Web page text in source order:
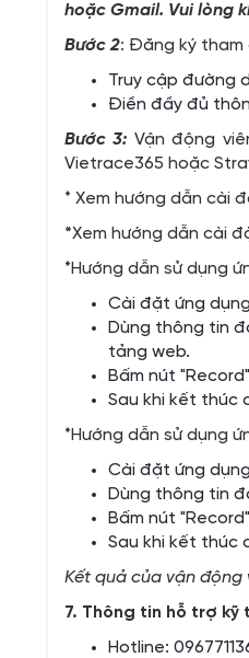
hoặc Gmail. Vui lòng
Bước 2: Đăng ký tham
Truy cập đường
Điền đầy đủ
Bước 3: Vận động
Vietrace365 hoặc
* Xem hướng dẫn cài
*Xem hướng dẫn cài
*Hướng dẫn sử dụng
Cài đặt ứng
Dùng thông tin
tảng web.
Bấm nút
Sau khi kết thúc
*Hướng dẫn sử dụng
Cài đặt ứng
Dùng thông tin
Bấm nút
Sau khi kết thúc
Kết quả của vận
7. Thông tin hỗ trợ
Hotline: